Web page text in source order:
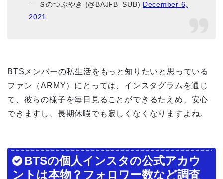
— Ｓのつぶやき (@BAJFB_SUB) December 6,
2021
BTSメンバーの私生活をもっと知りたいと思っている
ファン（ARMY）にとっては、インスタグラムを通じ
て、彼らの様子を毎日見ることができるたえめ、安心
できますし、長期休暇でも寂しくなくなりますよね。
BTSの個人インスタの公式アカウ
ントは本物？フォロワー数など調査